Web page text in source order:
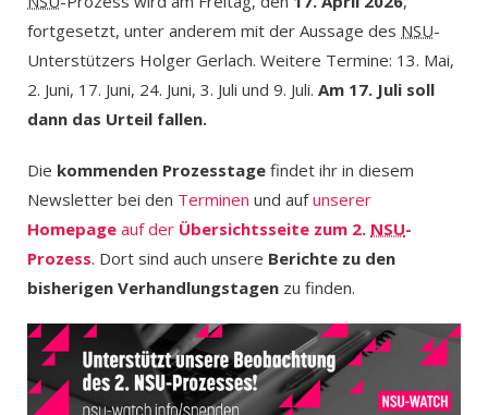
fortgesetzt, unter anderem mit der Aussage des NSU-
Unterstützers Holger Gerlach. Weitere Termine: 13. Mai,
2. Juni, 17. Juni, 24. Juni, 3. Juli und 9. Juli. Am 17. Juli soll
dann das Urteil fallen.
Die kommenden Prozesstage findet ihr in diesem
Newsletter bei den Terminen und aufunserer
Homepage auf der Übersichtsseite zum 2. NSU-
Prozess. Dort sind auch unsere Berichte zu den
bisherigen Verhandlungstagen zu finden.